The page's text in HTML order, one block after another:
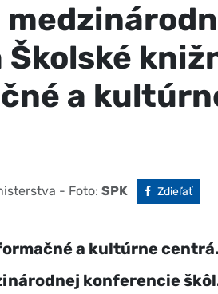
a
- Foto: SPK Facebook
Zdieľať
a kultúrne centrá.
konferencie